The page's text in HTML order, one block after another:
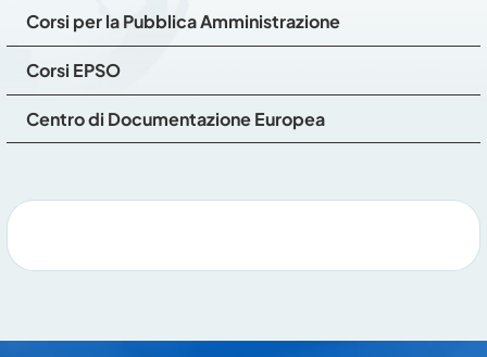
Corsi per la Pubblica Amministrazione
Corsi EPSO
Centro di Documentazione Europea